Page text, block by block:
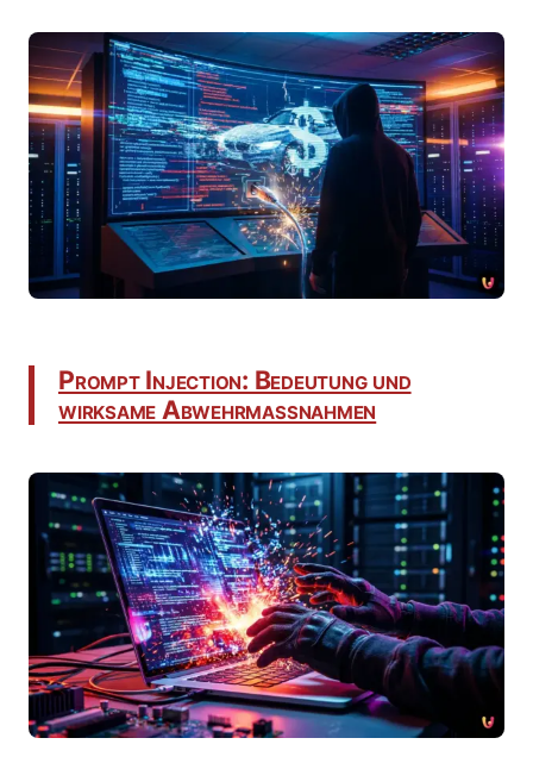
Prompt Injection: Bedeutung und
wirksame Abwehrmaßnahmen